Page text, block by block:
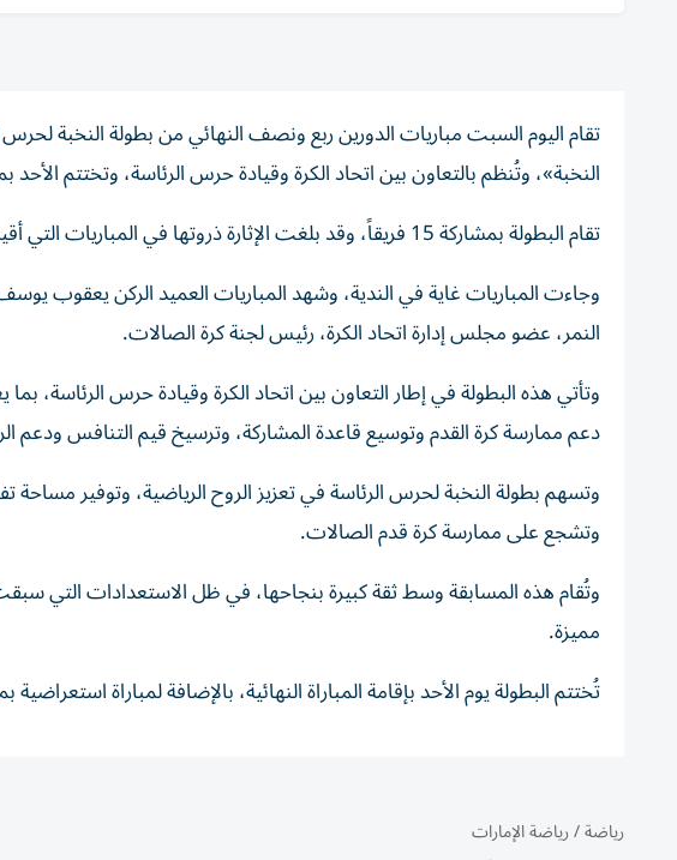
تقام اليوم السبت مباريات الدورين ربع ونصف النهائي من بطولة النخبة
النخبة»، وتُنظم بالتعاون بين اتحاد الكرة وقيادة حرس الرئاسة، وتختتم الأحد
تقام البطولة بمشاركة 15 فريقاً، وقد بلغت الإثارة ذروتها في المباريات التي أقيمت الخميس والجمعة لتحديد المتأهلين إلى ربع النهائي.
وجاءت المباريات غاية في الندية، وشهد المباريات العميد الركن يعقوب
النمر، عضو مجلس إدارة اتحاد الكرة، رئيس لجنة كرة الصالات.
وتأتي هذه البطولة في إطار التعاون بين اتحاد الكرة وقيادة حرس
دعم ممارسة كرة القدم وتوسيع قاعدة المشاركة، وترسيخ قيم التنافس ودعم
وتسهم بطولة النخبة لحرس الرئاسة في تعزيز الروح الرياضية، وتوفير مساحة
وتشجع على ممارسة كرة قدم الصالات.
وتُقام هذه المسابقة وسط ثقة كبيرة بنجاحها، في ظل الاستعدادات التي
مميزة.
تُختتم البطولة يوم الأحد بإقامة المباراة النهائية، بالإضافة لمباراة
رياضة/رياضة الإمارات